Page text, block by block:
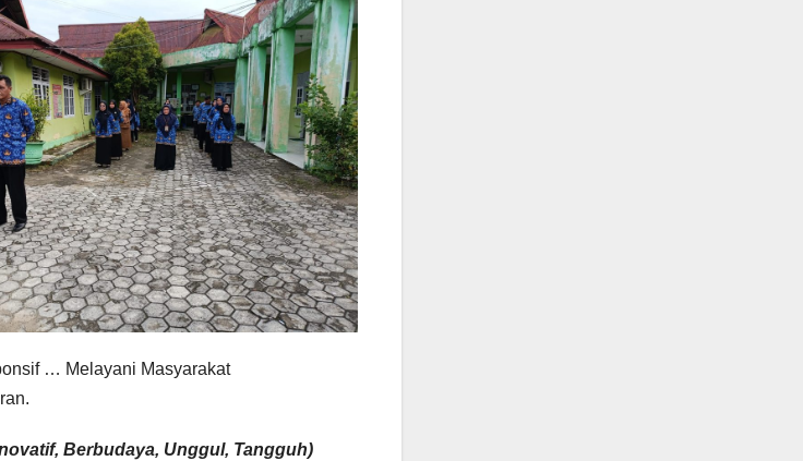
… Melayani Masyarakat
Berbudaya, Unggul, Tangguh)